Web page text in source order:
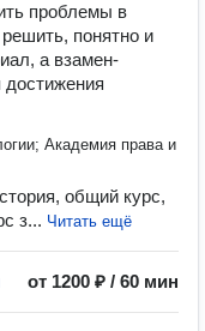
проблемы в
понятно и
а взамен-
Академия права и
общий курс,
з... Читать ещё
от 1200 ₽ / 60 мин